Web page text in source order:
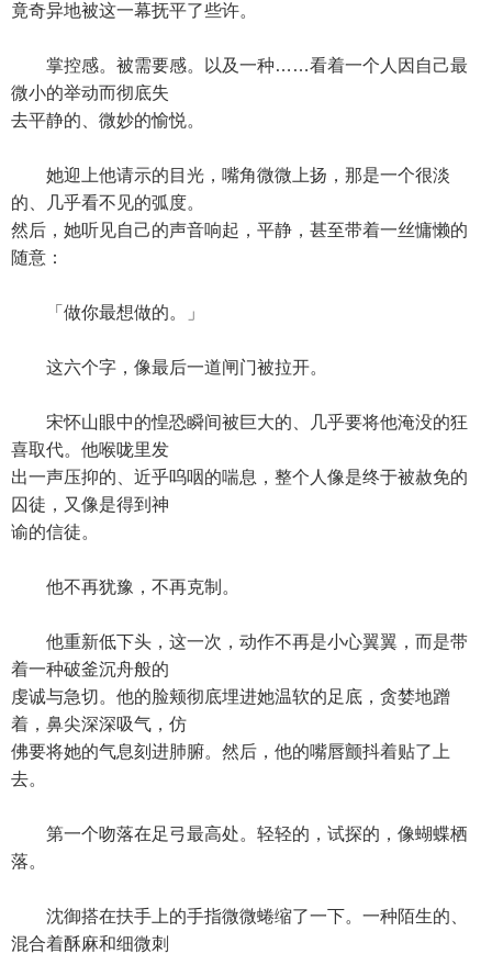
竟奇异地被这一幕抚平了些许。
掌控感。被需要感。以及一种……看着一个人因自己最
微小的举动而彻底失
去平静的、微妙的愉悦。
她迎上他请示的目光，嘴角微微上扬，那是一个很淡
的、几乎看不见的弧度。
然后，她听见自己的声音响起，平静，甚至带着一丝慵懒的
随意：
「做你最想做的。」
这六个字，像最后一道闸门被拉开。
宋怀山眼中的惶恐瞬间被巨大的、几乎要将他淹没的狂
喜取代。他喉咙里发
出一声压抑的、近乎呜咽的喘息，整个人像是终于被赦免的
囚徒，又像是得到神
谕的信徒。
他不再犹豫，不再克制。
他重新低下头，这一次，动作不再是小心翼翼，而是带
着一种破釜沉舟般的
虔诚与急切。他的脸颊彻底埋进她温软的足底，贪婪地蹭
着，鼻尖深深吸气，仿
佛要将她的气息刻进肺腑。然后，他的嘴唇颤抖着贴了上
去。
第一个吻落在足弓最高处。轻轻的，试探的，像蝴蝶栖
落。
沈御搭在扶手上的手指微微蜷缩了一下。一种陌生的、
混合着酥麻和细微刺